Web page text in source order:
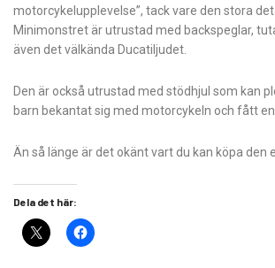
motorcykelupplevelse”, tack vare den stora
Minimonstret är utrustad med backspeglar,
även det välkända Ducatiljudet.
Den är också utrustad med stödhjul som kan
barn bekantat sig med motorcykeln och fått
Än så länge är det okänt vart du kan köpa den
Dela det här: